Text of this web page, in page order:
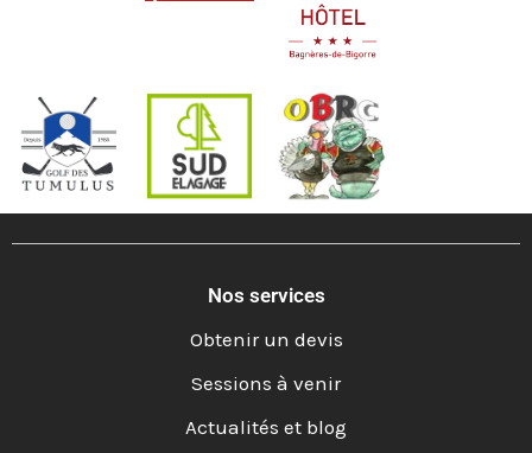
Nos services
Obtenir un devis
Sessions à venir
Actualités et blog